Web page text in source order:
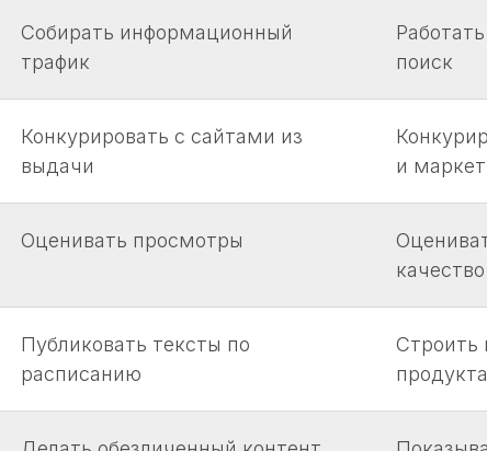
Собирать информационный
трафик
поиск
Конкурировать с сайтами из
выдачи
и
Оценивать просмотры
Публиковать тексты по
расписанию
Строить
продукта